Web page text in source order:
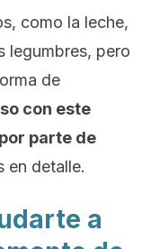
como la leche,
legumbres, pero
de
con este
parte de
en detalle.
a